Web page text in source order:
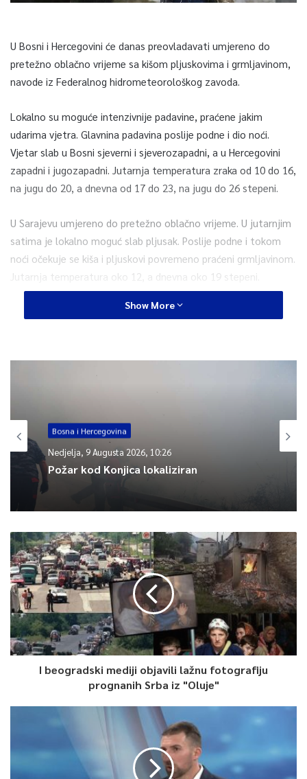
U Bosni i Hercegovini će danas preovladavati umjereno do
pretežno oblačno vrijeme sa kišom pljuskovima i grmljavinom,
navode iz Federalnog hidrometeorološkog zavoda.
Lokalno su moguće intenzivnije padavine, praćene jakim
udarima vjetra. Glavnina padavina poslije podne i dio noći.
Vjetar slab u Bosni sjeverni i sjeverozapadni, a u Hercegovini
zapadni i jugozapadni. Jutarnja temperatura zraka od 10 do 16,
na jugu do 20, a dnevna od 17 do 23, na jugu do 26 stepeni.
U Sarajevu umjereno do pretežno oblačno vrijeme. U jutarnjim
satima je lokalno moguć slab pljusak. Poslije podne i tokom
noći očekuje se kiša i pljuskovi povremeno praćeni grmljavinom.
Jutarnja temperatura oko 12, a dnevna oko 19 stepeni.
0
Show More
Bosna i Hercegovina
Nedjelja, 9 Augusta 2026, 10:26
Požar kod Konjica lokaliziran
I beogradski mediji objavili lažnu fotografiju
prognanih Srba iz "Oluje"